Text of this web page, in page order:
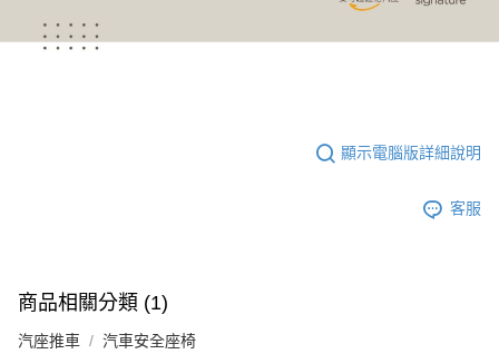
顯示電腦版詳細說明
客服
商品相關分類 (1)
汽座推車 汽車安全座椅